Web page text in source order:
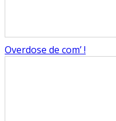
Overdose de com’ !